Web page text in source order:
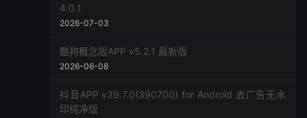
4.0.1
2026-07-03
酷狗概念版APP v5.2.1 最新版
2026-06-08
抖音APP v39.7.0(390700) for Android 去广告无水
印纯净版